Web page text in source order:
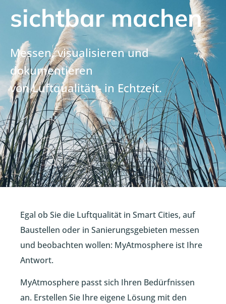
sichtbar machen
Messen, visualisieren und
dokumentieren
von Luftqualität - in Echtzeit.
Egal ob Sie die Luftqualität in Smart Cities, auf
Baustellen oder in Sanierungsgebieten messen
und beobachten wollen: MyAtmosphere ist Ihre
Antwort.
MyAtmosphere passt sich Ihren Bedürfnissen
an. Erstellen Sie Ihre eigene Lösung mit den